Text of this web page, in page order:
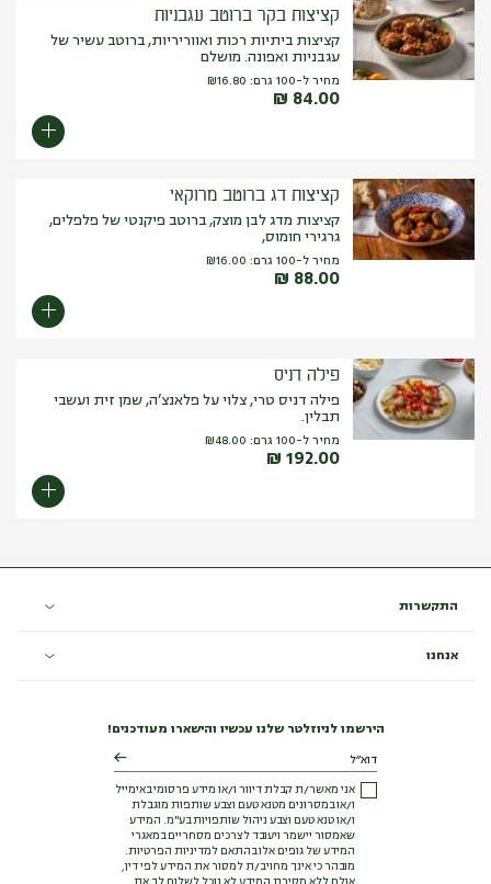
קציצות בקר ברוטב עגבניות
קציצות ביתיות רכות ואווריריות, ברוטב עשיר של
עגבניות ואפונה. מושלם
מחיר ל-100 גרם: ₪16.80
₪ 84.00
קציצות דג ברוטב מרוקאי
קציצות מדג לבן מוצק, ברוטב פיקנטי של פלפלים,
גרגירי חומוס,
מחיר ל-100 גרם: ₪16.00
₪ 88.00
פילה דניס
פילה דניס טרי, צלוי על פלאנצ’ה, שמן זית ועשבי
תבלין.
מחיר ל-100 גרם: ₪48.00
₪ 192.00
התקשרות
אנחנו
הירשמו לניוזלטר שלנו עכשיו והישארו מעודכנים!
אני מאשר/ת קבלת דיוור ו/או מידע פרסומי באימייל
ו/או במסרונים מטנא טעם וצבע שותפות מוגבלת
ו/או טנא טעם וצבע ניהול שותפויות בע"מ. המידע
שאמסור יישמר ויעובד לצרכים מסחריים במאגרי
המידע של גופים אלו בהתאם למדיניות הפרטיות.
מובהר כי אינך מחויב/ת למסור את המידע לפי דין,